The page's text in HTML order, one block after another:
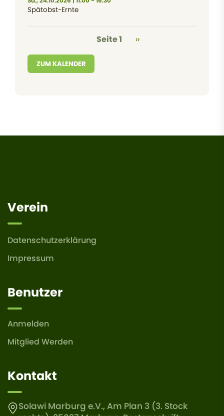
Spätobst-Ernte
Seitennummerierung
Seite 1 Nächste Seite
››
ZUM KALENDER
Verein
Datenschutzerklärung
Impressum
Benutzer
Anmelden
Mitglied Werden
Kontakt
Solawi Marburg e.V., Am Plan 3 (3. Stock